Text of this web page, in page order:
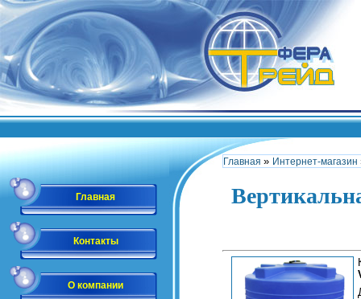
Главная
Контакты
О компании
Главная » Интернет-магазин